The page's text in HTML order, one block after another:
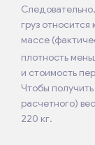
груз
массе
плотность
и стоимость
Чтобы
расчетного)
220 кг.